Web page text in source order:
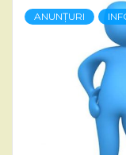
ANUNȚURI